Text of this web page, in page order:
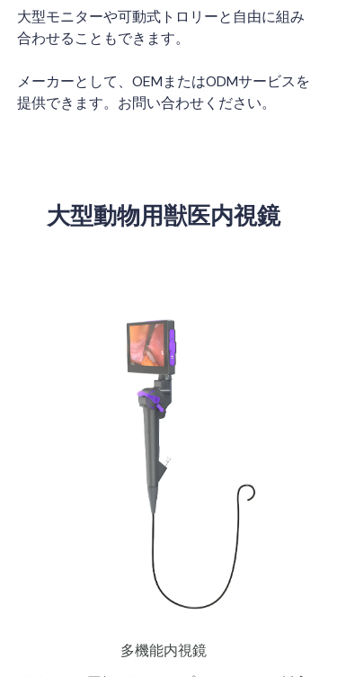
大型モニターや可動式トロリーと自由に組み
合わせることもできます。
メーカーとして、OEMまたはODMサービスを
提供できます。お問い合わせください。
多機能内視鏡
大型動物用獣医内視鏡